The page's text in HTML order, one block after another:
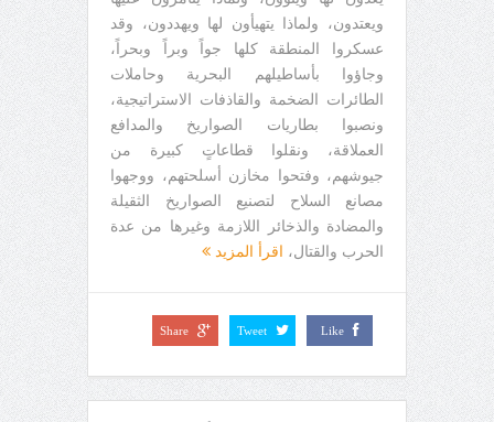
ويعتدون، ولماذا يتهيأون لها ويهددون، وقد
عسكروا المنطقة كلها جواً وبراً وبحراً،
وجاؤوا بأساطيلهم البحرية وحاملات
الطائرات الضخمة والقاذفات الاستراتيجية،
ونصبوا بطاريات الصواريخ والمدافع
العملاقة، ونقلوا قطاعاتٍ كبيرة من
جيوشهم، وفتحوا مخازن أسلحتهم، ووجهوا
مصانع السلاح لتصنيع الصواريخ الثقيلة
والمضادة والذخائر اللازمة وغيرها من عدة
الحرب والقتال، اقرأ المزيد
Like
Tweet
Share